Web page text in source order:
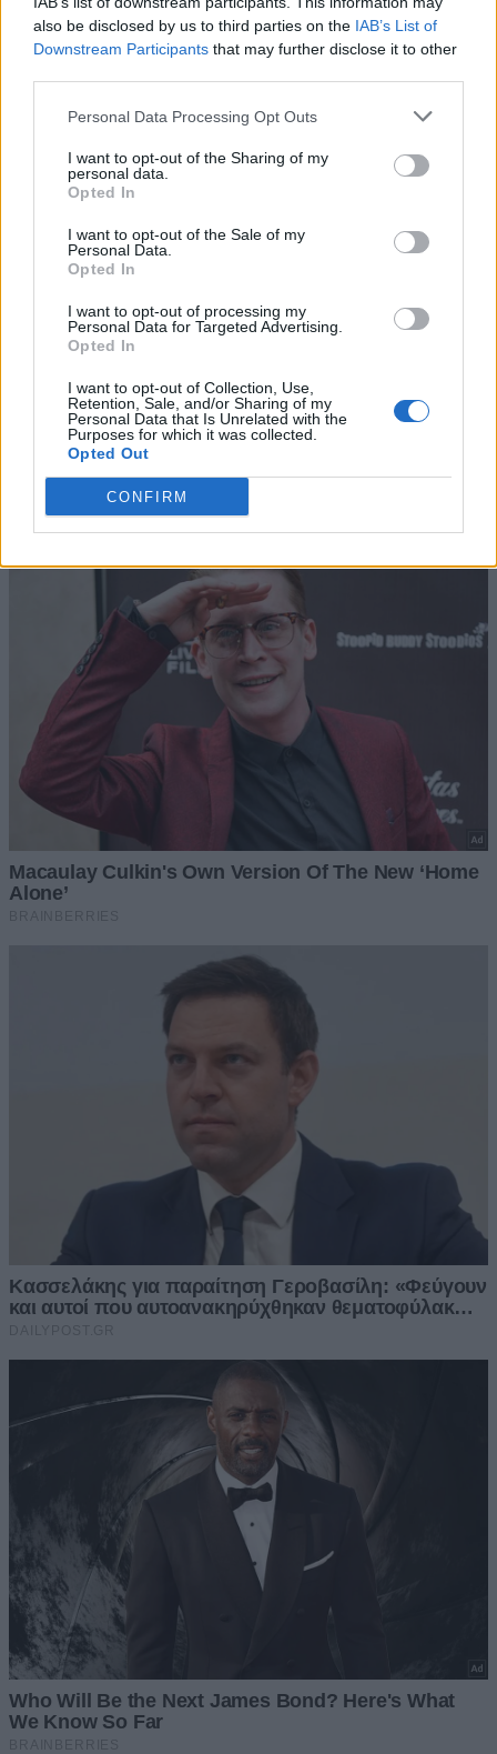
also be disclosed by us to third parties on the IAB’s List of
Downstream Participants that may further disclose it to other
Personal Data Processing Opt Outs
I want to opt-out of the Sharing of my
personal data.
Opted In
I want to opt-out of the Sale of my
Personal Data.
Opted In
I want to opt-out of processing my
Personal Data for Targeted Advertising.
Opted In
I want to opt-out of Collection, Use,
Retention, Sale, and/or Sharing of my
Personal Data that Is Unrelated with the
Purposes for which it was collected.
Opted Out
CONFIRM